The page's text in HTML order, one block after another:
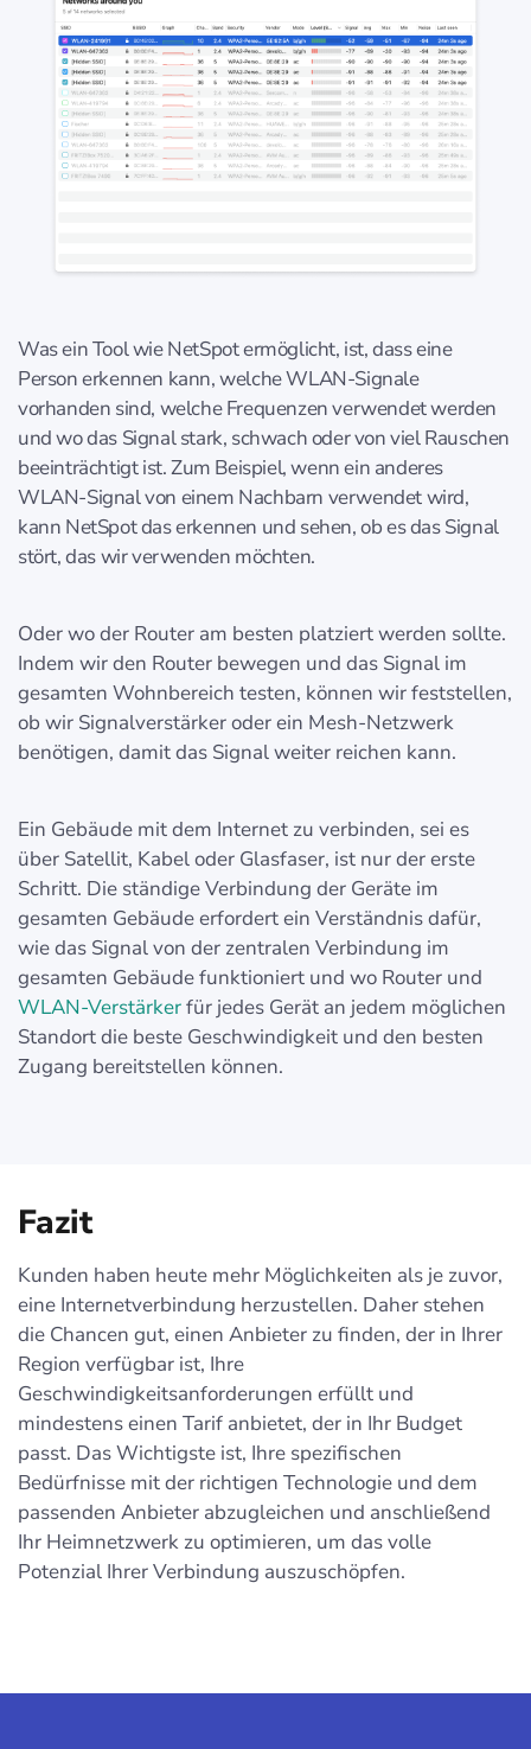
Was ein Tool wie NetSpot ermöglicht, ist, dass eine
Person erkennen kann, welche WLAN-Signale
vorhanden sind, welche Frequenzen verwendet werden
und wo das Signal stark, schwach oder von viel Rauschen
beeinträchtigt ist. Zum Beispiel, wenn ein anderes
WLAN-Signal von einem Nachbarn verwendet wird,
kann NetSpot das erkennen und sehen, ob es das Signal
stört, das wir verwenden möchten.
Oder wo der Router am besten platziert werden sollte.
Indem wir den Router bewegen und das Signal im
gesamten Wohnbereich testen, können wir feststellen,
ob wir Signalverstärker oder ein Mesh-Netzwerk
benötigen, damit das Signal weiter reichen kann.
Ein Gebäude mit dem Internet zu verbinden, sei es
über Satellit, Kabel oder Glasfaser, ist nur der erste
Schritt. Die ständige Verbindung der Geräte im
gesamten Gebäude erfordert ein Verständnis dafür,
wie das Signal von der zentralen Verbindung im
gesamten Gebäude funktioniert und wo Router und
WLAN-Verstärkerfür jedes Gerät an jedem möglichen
Standort die beste Geschwindigkeit und den besten
Zugang bereitstellen können.
Fazit
Kunden haben heute mehr Möglichkeiten als je zuvor,
eine Internetverbindung herzustellen. Daher stehen
die Chancen gut, einen Anbieter zu finden, der in Ihrer
Region verfügbar ist, Ihre
Geschwindigkeitsanforderungen erfüllt und
mindestens einen Tarif anbietet, der in Ihr Budget
passt. Das Wichtigste ist, Ihre spezifischen
Bedürfnisse mit der richtigen Technologie und dem
passenden Anbieter abzugleichen und anschließend
Ihr Heimnetzwerk zu optimieren, um das volle
Potenzial Ihrer Verbindung auszuschöpfen.